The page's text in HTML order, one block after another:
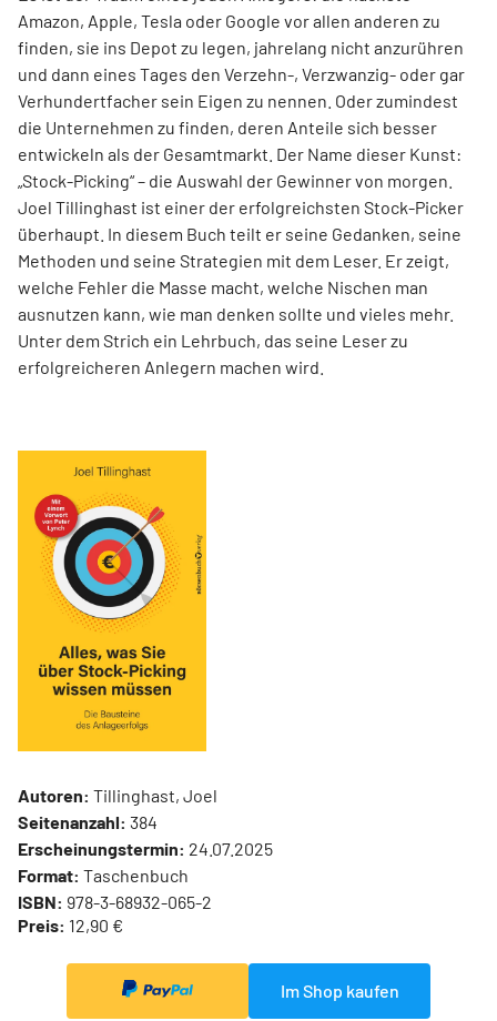
Amazon, Apple, Tesla oder Google vor allen anderen zu
finden, sie ins Depot zu legen, jahrelang nicht anzurühren
und dann eines Tages den Verzehn-, Verzwanzig- oder gar
Verhundertfacher sein Eigen zu nennen. Oder zumindest
die Unternehmen zu finden, deren Anteile sich besser
entwickeln als der Gesamtmarkt. Der Name dieser Kunst:
„Stock-Picking“ – die Auswahl der Gewinner von morgen.
Joel Tillinghast ist einer der erfolgreichsten Stock-Picker
überhaupt. In diesem Buch teilt er seine Gedanken, seine
Methoden und seine Strategien mit dem Leser. Er zeigt,
welche Fehler die Masse macht, welche Nischen man
ausnutzen kann, wie man denken sollte und vieles mehr.
Unter dem Strich ein Lehrbuch, das seine Leser zu
erfolgreicheren Anlegern machen wird.
Autoren: Tillinghast, Joel
Seitenanzahl: 384
Erscheinungstermin: 24.07.2025
Format: Taschenbuch
ISBN: 978-3-68932-065-2
Preis: 12,90 €
Im Shop kaufen